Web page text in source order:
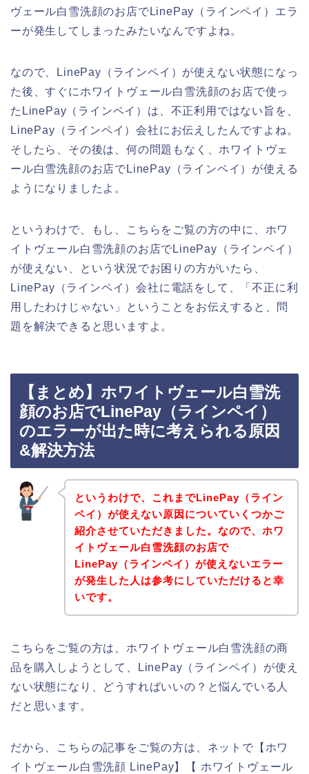
ヴェール白雪洗顔のお店でLinePay（ラインペイ）エラ
ーが発生してしまったみたいなんですよね。
なので、LinePay（ラインペイ）が使えない状態になっ
た後、すぐにホワイトヴェール白雪洗顔のお店で使っ
たLinePay（ラインペイ）は、不正利用ではない旨を、
LinePay（ラインペイ）会社にお伝えしたんですよね。
そしたら、その後は、何の問題もなく、ホワイトヴェ
ール白雪洗顔のお店でLinePay（ラインペイ）が使える
ようになりましたよ。
というわけで、もし、こちらをご覧の方の中に、ホワ
イトヴェール白雪洗顔のお店でLinePay（ラインペイ）
が使えない、という状況でお困りの方がいたら、
LinePay（ラインペイ）会社に電話をして、「不正に利
用したわけじゃない」ということをお伝えすると、問
題を解決できると思いますよ。
【まとめ】ホワイトヴェール白雪洗
顔のお店でLinePay（ラインペイ）
のエラーが出た時に考えられる原因
&解決方法
というわけで、これまでLinePay（ライン
ペイ）が使えない原因についていくつかご
紹介させていただきました。なので、ホワ
イトヴェール白雪洗顔のお店で
LinePay（ラインペイ）が使えないエラー
が発生した人は参考にしていただけると幸
いです。
こちらをご覧の方は、ホワイトヴェール白雪洗顔の商
品を購入しようとして、LinePay（ラインペイ）が使え
ない状態になり、どうすればいいの？と悩んでいる人
だと思います。
だから、こちらの記事をご覧の方は、ネットで【ホワ
イトヴェール白雪洗顔 LinePay】【 ホワイトヴェール